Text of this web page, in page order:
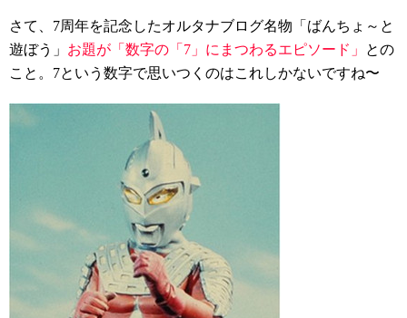
さて、7周年を記念したオルタナブログ名物「ばんちょ～と
遊ぼう」 お題が「数字の「7」にまつわるエピソード」
との
こと。7という数字で思いつくのはこれしかないですね〜